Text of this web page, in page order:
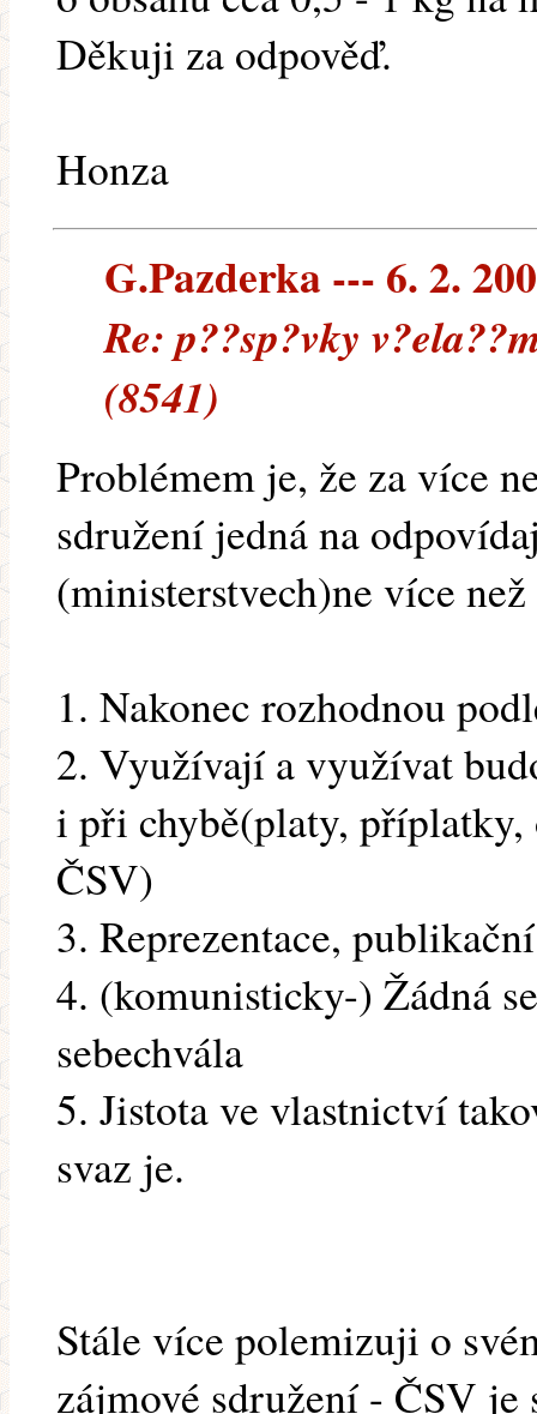
Děkuji za odpověď.
Honza
G.Pazderka --- 6. 2.
Re: p??sp?vky
(8541)
Problémem je, že za více
sdružení jedná na
(ministerstvech)ne více
1. Nakonec rozhodnou
2. Využívají a využívat
i při chybě(platy, příplatky,
ČSV)
3. Reprezentace,
4. (komunisticky-) Žádná
sebechvála
5. Jistota ve vlastnictví
svaz je.
Stále více polemizuji o
zájmové sdružení - ČSV je